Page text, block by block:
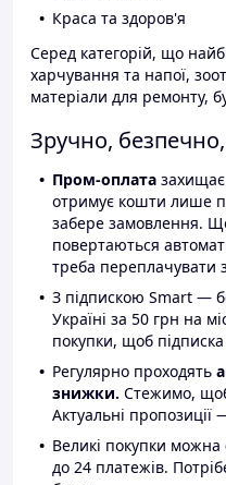
Краса та здоров'я
Серед категорій, що
харчування та напої,
матеріали для ремонту,
Зручно,
Пром-оплата
отримує кошти лише
забере замовлення.
повертаються
треба переплачувати
З підпискою Smart —
Україні за 50 грн на
покупки, щоб
Регулярно проходять
знижки. Стежимо,
Актуальні пропозиції
Великі покупки можна
до 24 платежів.